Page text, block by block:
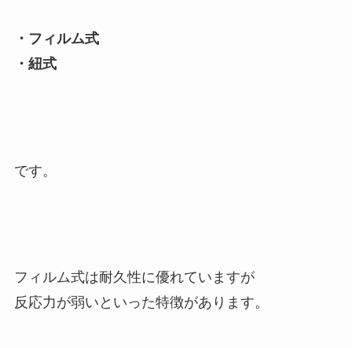
・フィルム式
・紐式
です。
フィルム式は耐久性に優れていますが
反応力が弱いといった特徴があります。